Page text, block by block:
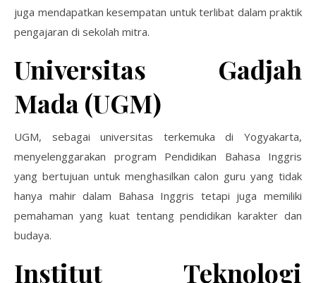
juga mendapatkan kesempatan untuk terlibat dalam praktik
pengajaran di sekolah mitra.
Universitas Gadjah
Mada (UGM)
UGM, sebagai universitas terkemuka di Yogyakarta,
menyelenggarakan program Pendidikan Bahasa Inggris
yang bertujuan untuk menghasilkan calon guru yang tidak
hanya mahir dalam Bahasa Inggris tetapi juga memiliki
pemahaman yang kuat tentang pendidikan karakter dan
budaya.
Institut Teknologi